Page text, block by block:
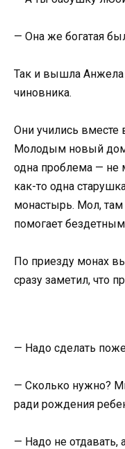
— Она же богатая
Так и вышла Анжела
чиновника.
Они учились вместе
Молодым новый дом
одна проблема — не
как-то одна
монастырь. Мол, там
помогает
По приезду монах
сразу заметил, что
— Надо сделать
— Сколько нужно?
ради рождения
— Надо не отдавать,